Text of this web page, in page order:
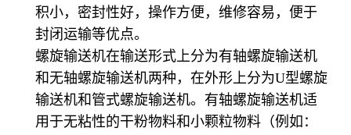
积小，密封性好，操作方便，维修容易，便于
封闭运输等优点。
螺旋输送机在输送形式上分为有轴螺旋输送机
和无轴螺旋输送机两种，在外形上分为U型螺旋
输送机和管式螺旋输送机。有轴螺旋输送机适
用于无粘性的干粉物料和小颗粒物料（例如：